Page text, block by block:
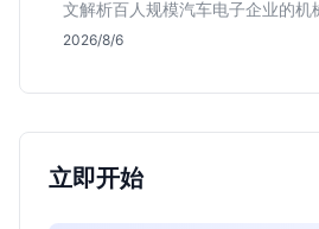
文解析百人规模汽车电子企业的机
会，分析薪资面议背后的含金量及
2026/8/6
立即开始